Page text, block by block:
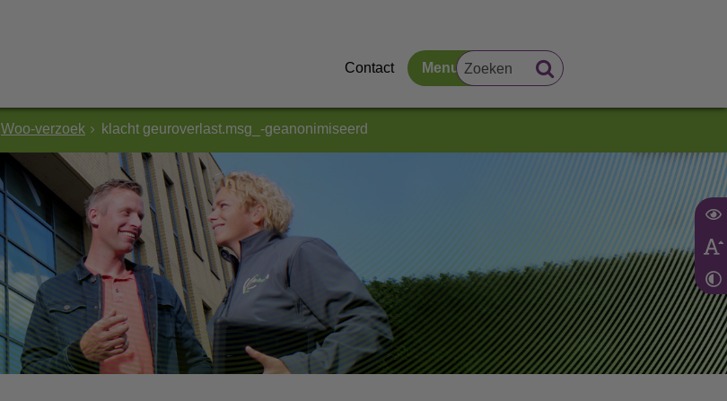
Contact Menu
Woo-verzoek klacht geuroverlast.msg_-geanonimiseerd